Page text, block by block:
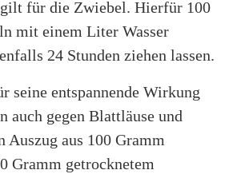
für die Zwiebel. Hierfür 100
mit einem Liter Wasser
24 Stunden ziehen lassen.
seine entspannende Wirkung
auch gegen Blattläuse und
Auszug aus 100 Gramm
Gramm getrocknetem